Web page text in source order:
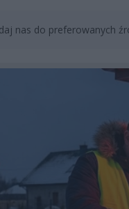
nas do preferowanych